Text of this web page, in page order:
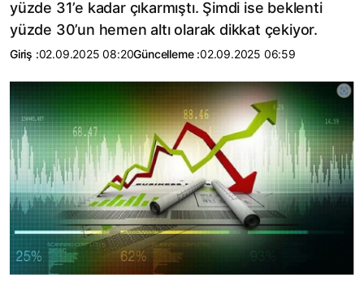
yüzde 31’e kadar çıkarmıştı. Şimdi ise beklenti
yüzde 30’un hemen altı olarak dikkat çekiyor.
Giriş :02.09.2025 08:20Güncelleme :02.09.2025 06:59